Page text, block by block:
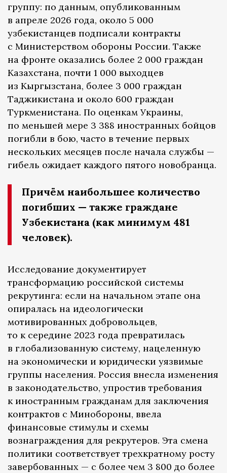
группу: по данным, опубликованным
в апреле 2026 года, около 5 000
узбекистанцев подписали контракты
с Министерством обороны России. Также
на фронте оказались более 2 000 граждан
Казахстана, почти 1 000 выходцев
из Кыргызстана, более 3 000 граждан
Таджикистана и около 600 граждан
Туркменистана. По оценкам Украины,
по меньшей мере 3 388 иностранных бойцов
погибли в бою, часто в течение первых
нескольких месяцев после начала службы —
гибель ожидает каждого пятого новобранца.
Причём наибольшее количество
погибших — также граждане
Узбекистана (как минимум 481
человек).
Исследование документирует
трансформацию российской системы
рекрутинга: если на начальном этапе она
опиралась на идеологически
мотивированных добровольцев,
то к середине 2023 года превратилась
в глобализованную систему, нацеленную
на экономически и юридически уязвимые
группы населения. Россия внесла изменения
в законодательство, упростив требования
к иностранным гражданам для заключения
контрактов с Минобороны, ввела
финансовые стимулы и схемы
вознаграждения для рекрутеров. Эта смена
политики соответствует трехкратному росту
завербованных — с более чем 3 800 до более